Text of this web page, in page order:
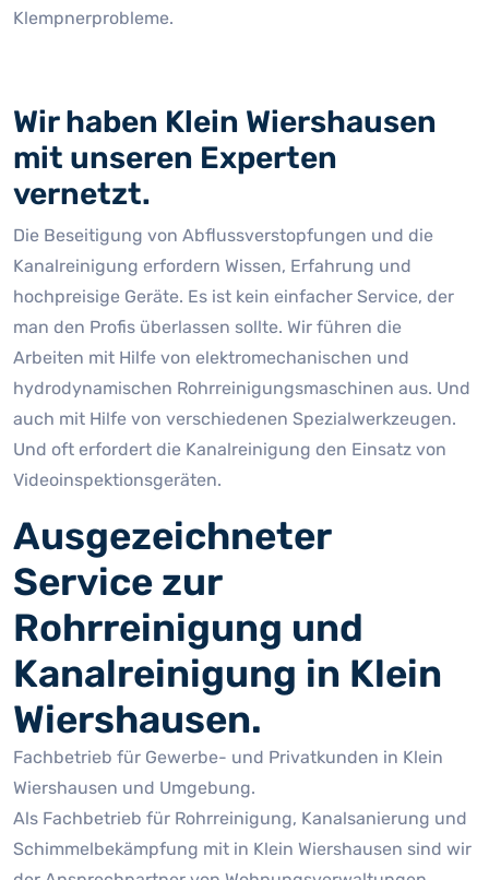
Klempnerprobleme.
Wir haben Klein Wiershausen
mit unseren Experten
vernetzt.
Die Beseitigung von Abflussverstopfungen und die
Kanalreinigung erfordern Wissen, Erfahrung und
hochpreisige Geräte. Es ist kein einfacher Service, der
man den Profis überlassen sollte. Wir führen die
Arbeiten mit Hilfe von elektromechanischen und
hydrodynamischen Rohrreinigungsmaschinen aus. Und
auch mit Hilfe von verschiedenen Spezialwerkzeugen.
Und oft erfordert die Kanalreinigung den Einsatz von
Videoinspektionsgeräten.
Ausgezeichneter
Service zur
Rohrreinigung und
Kanalreinigung in Klein
Wiershausen.
Fachbetrieb für Gewerbe- und Privatkunden in Klein
Wiershausen und Umgebung.
Als Fachbetrieb für Rohrreinigung, Kanalsanierung und
Schimmelbekämpfung mit in Klein Wiershausen sind wir